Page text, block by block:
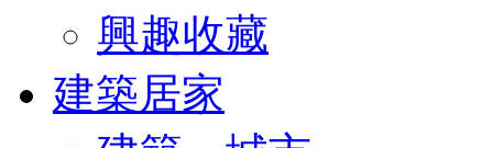
興趣收藏
建築居家